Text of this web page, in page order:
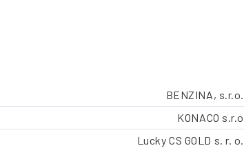
BENZINA, s.r.o.
KONACO s.r.o
Lucky CS GOLD s. r. o.